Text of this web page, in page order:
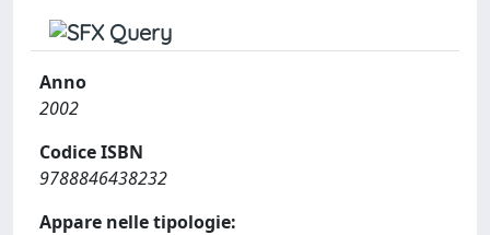
Anno
2002
Codice ISBN
9788846438232
Appare nelle tipologie: